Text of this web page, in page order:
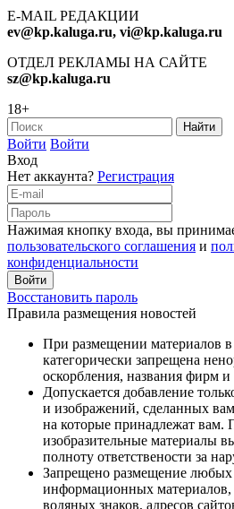
E-MAIL РЕДАКЦИИ
ev@kp.kaluga.ru, vi@kp.kaluga.ru
ОТДЕЛ РЕКЛАМЫ НА САЙТЕ
sz@kp.kaluga.ru
18+
Войти Войти
Вход
Нет аккаунта? Регистрация
Нажимая кнопку входа, вы
пользовательского соглашения и
конфиденциальности
Восстановить пароль
Правила размещения новостей
При размещении материалов в
категорически запрещена
оскорбления, названия фирм
Допускается добавление
и изображений, сделанных
на которые принадлежат вам.
изобразительные материалы
полноту ответствености за
Запрещено размещение любых
информационных материалов,
водяных знаков, адресов